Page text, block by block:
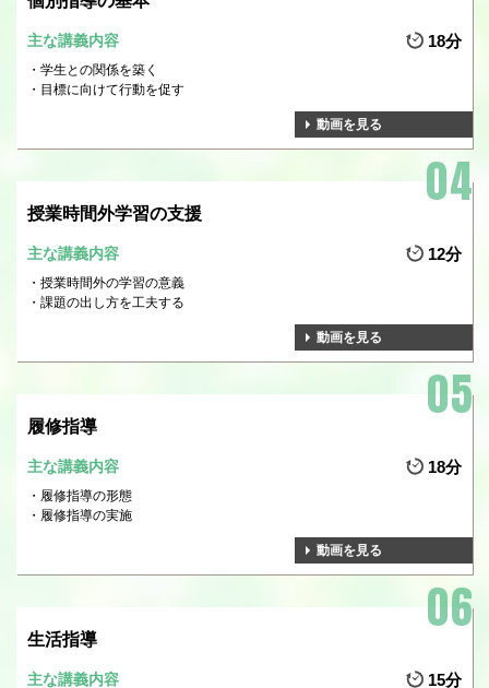
主な講義内容 18分
学生との関係を築く
目標に向けて行動を促す
動画を見る
授業時間外学習の支援
主な講義内容 12分
授業時間外の学習の意義
課題の出し方を工夫する
動画を見る
履修指導
主な講義内容 18分
履修指導の形態
履修指導の実施
動画を見る
生活指導
主な講義内容 15分